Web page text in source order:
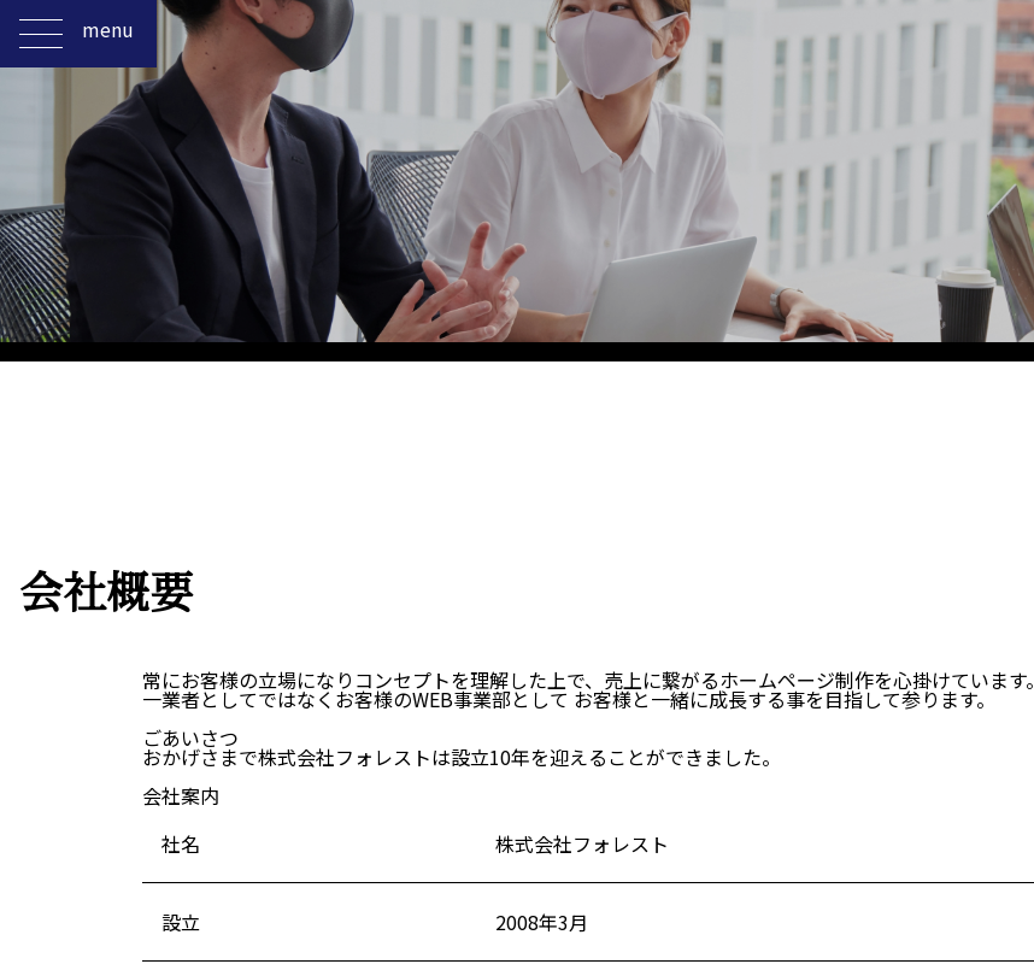
menu
M&Aをお考えの方
M&A実績紹介
M&A用語辞典
サイトマップ
個人情報保護法
〒104－0061 東京都中央区銀座８丁目１７−５ THE HUB銀座OCT
TEL : 03-3562-7238
会社概要
常にお客様の立場になりコンセプトを理解した上で、売上に繋がるホームページ制作を心掛けています。
一業者としてではなくお客様のWEB事業部として お客様と一緒に成長する事を目指して参ります。
ごあいさつ
おかげさまで株式会社フォレストは設立10年を迎えることができました。
会社案内
社名
株式会社フォレスト
設立 2008年3月